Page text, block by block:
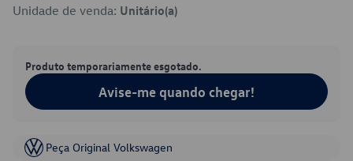
Unidade de venda: Unitário(a)
Produto temporariamente esgotado.
Avise-me quando chegar!
Peça Original Volkswagen